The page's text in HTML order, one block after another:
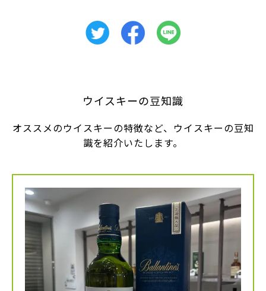
ウイスキーの豆知識
オススメのウイスキーの特徴など、ウイスキーの豆知
識を紹介いたします。